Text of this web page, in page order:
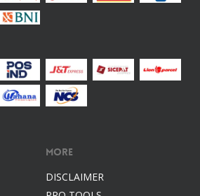
More
DISCLAIMER